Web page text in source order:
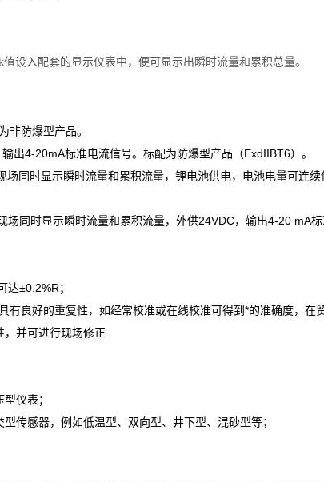
设入配套的显示仪表中，便可显示出瞬时流量和累积总量。
非防爆型产品。
出4-20mA标准电流信号。标配为防爆型产品（ExdIIBT6）。
场同时显示瞬时流量和累积流量，锂电池供电，电池电量可连
场同时显示瞬时流量和累积流量，外供24VDC，输出4-20 mA
达±0.2%R；
良好的重复性，如经常校准或在线校准可得到*的准确度，在
并可进行现场修正
仪表；
传感器，例如低温型、双向型、井下型、混砂型等；